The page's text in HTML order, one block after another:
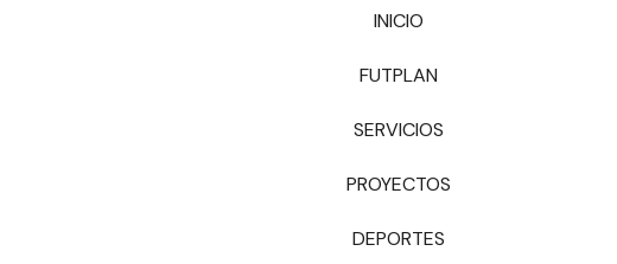
INICIO
FUTPLAN
SERVICIOS
PROYECTOS
DEPORTES